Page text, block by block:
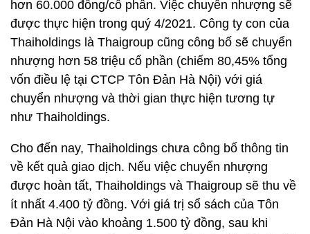
hơn 60.000 đồng/cổ phần. Việc chuyển nhượng sẽ
được thực hiện trong quý 4/2021. Công ty con của
Thaiholdings là Thaigroup cũng công bố sẽ chuyển
nhượng hơn 58 triệu cổ phần (chiếm 80,45% tổng
vốn điều lệ tại CTCP Tôn Đản Hà Nội) với giá
chuyển nhượng và thời gian thực hiện tương tự
như Thaiholdings.
Cho đến nay, Thaiholdings chưa công bố thông tin
về kết quả giao dịch. Nếu việc chuyển nhượng
được hoàn tất, Thaiholdings và Thaigroup sẽ thu về
ít nhất 4.400 tỷ đồng. Với giá trị sổ sách của Tôn
Đản Hà Nội vào khoảng 1.500 tỷ đồng, sau khi